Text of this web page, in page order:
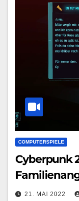
COMPUTERSPIELE
Cyberpunk
21. MAI 2022